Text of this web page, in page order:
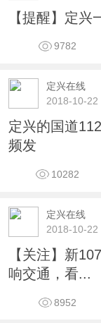
【提醒】定兴
9782
定兴在线
2018-10-22
定兴的国道
频发
10282
定兴在线
2018-10-22
【关注】新
响交通，看...
8952